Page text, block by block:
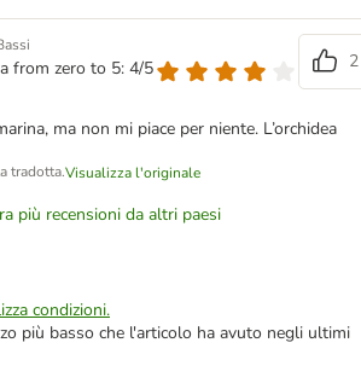
from zero to 5: 4/5
2
ma non mi piace per niente. L’orchidea
tradotta.Visualizza l'originale
più recensioni da altri paesi
condizioni.
più basso che l'articolo ha avuto negli ultimi